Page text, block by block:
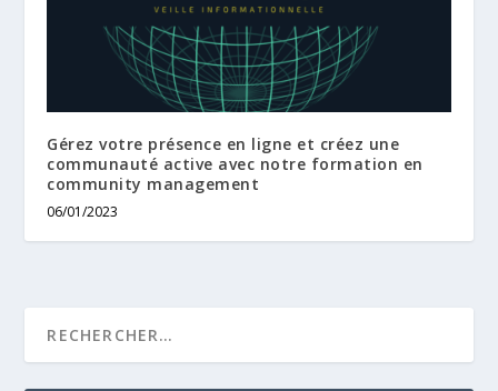
Gérez votre présence en ligne et créez une
communauté active avec notre formation en
community management
06/01/2023